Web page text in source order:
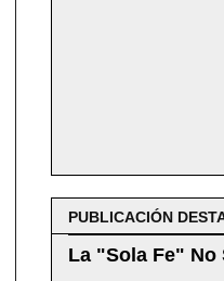
PUBLICACIÓN
La "Sola Fe" No